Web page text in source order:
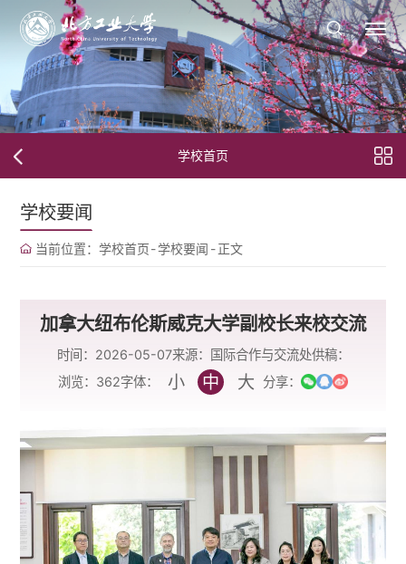
学校首页
学校要闻
当前位置： 学校首页-学校要闻 -正文
加拿大纽布伦斯威克大学副校长来校交流
时间：2026-05-07来源：国际合作与交流处供稿：
浏览： 362字体： 小 中 大 分享：